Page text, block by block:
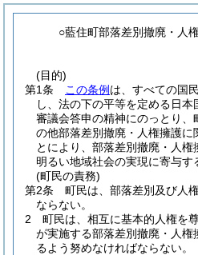
○藍住町部落差別撤廃・人
(目的)
第1条
この条例 は、すべての国
し、法の下の平等を定める日
審議会答申の精神にのっとり、
の他部落差別撤廃・人権擁護に
とにより、部落差別撤廃・人
明るい地域社会の実現に寄与す
(町民の責務)
第2条
町民は、部落差別及び人
ならない。
2
町民は、相互に基本的人権を
が実施する部落差別撤廃・人権
るよう努めなければならない。